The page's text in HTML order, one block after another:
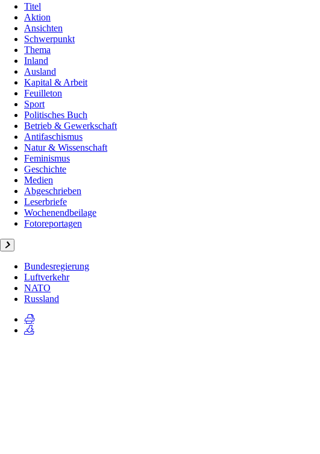
Titel
Aktion
Ansichten
Schwerpunkt
Thema
Inland
Ausland
Kapital & Arbeit
Feuilleton
Sport
Politisches Buch
Betrieb & Gewerkschaft
Antifaschismus
Natur & Wissenschaft
Feminismus
Geschichte
Medien
Abgeschrieben
Leserbriefe
Wochenendbeilage
Fotoreportagen
Bundesregierung
Luftverkehr
NATO
Russland